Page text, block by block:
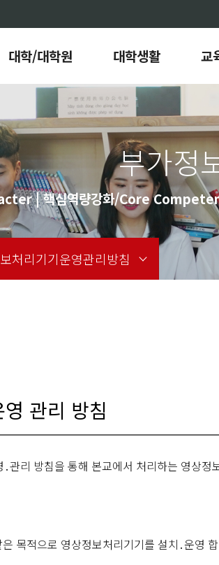
대학/대학원 대학생활 교
부가정
| 핵심역량강화/Core
처리기기운영관리방침
관리 방침
리 방침을 통해 본교에서 처리하는 영상
목적으로 영상정보처리기기를 설치․운영